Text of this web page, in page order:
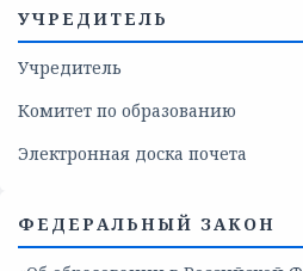
УЧРЕДИТЕЛЬ
Учредитель
Комитет по образованию
Электронная доска почета
ФЕДЕРАЛЬНЫЙ ЗАКОН